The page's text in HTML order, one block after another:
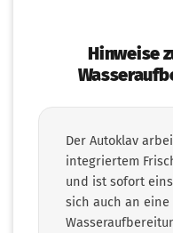
Hinweise
Der Autoklav
integriertem
und ist sofort
sich auch an eine